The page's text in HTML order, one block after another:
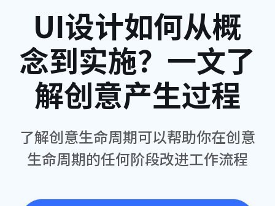
UI设计如何从概
念到实施？一文了
解创意产生过程
了解创意生命周期可以帮助你在创意
生命周期的任何阶段改进工作流程